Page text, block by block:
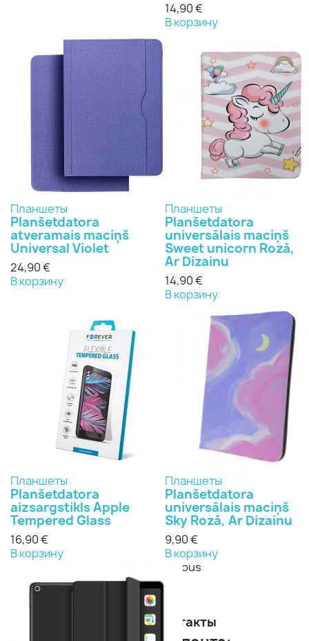
14,90 €
В корзину
Планшеты
Planšetdatora
atveramais maciņš
Universal Violet
24,90 €
В корзину
Планшеты
Planšetdatora
universālais maciņš
Sweet unicorn Rozā,
Ar Dizainu
14,90 €
В корзину
Планшеты
Planšetdatora
aizsargstikls Apple
Tempered Glass
16,90 €
В корзину
Планшеты
Planšetdatora
universālais maciņš
Sky Rozā, Ar Dizainu
9,90 €
В корзину
Previous
Next
Контакты